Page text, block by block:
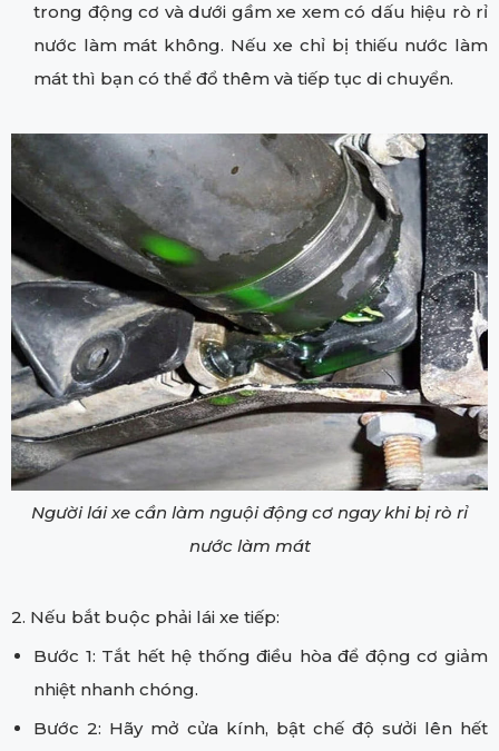
trong động cơ và dưới gầm xe xem có dấu hiệu rò rỉ
nước làm mát không. Nếu xe chỉ bị thiếu nước làm
mát thì bạn có thể đổ thêm và tiếp tục di chuyển.
Người lái xe cần làm nguội động cơ ngay khi bị rò rỉ
nước làm mát
2. Nếu bắt buộc phải lái xe tiếp:
Bước 1: Tắt hết hệ thống điều hòa để động cơ giảm
nhiệt nhanh chóng.
Bước 2: Hãy mở cửa kính, bật chế độ sưởi lên hết